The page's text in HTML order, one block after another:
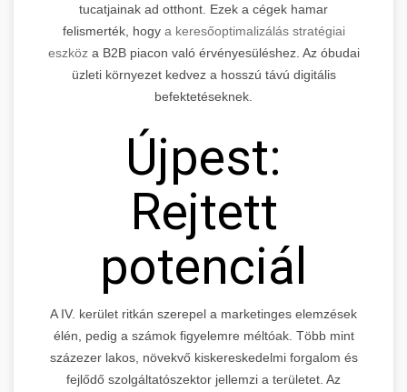
tucatjainak ad otthont. Ezek a cégek hamar
felismerték, hogy a keresőoptimalizálás stratégiai
eszköz a B2B piacon való érvényesüléshez. Az óbudai
üzleti környezet kedvez a hosszú távú digitális
befektetéseknek.
Újpest:
Rejtett
potenciál
A IV. kerület ritkán szerepel a marketinges elemzések
élén, pedig a számok figyelemre méltóak. Több mint
százezer lakos, növekvő kiskereskedelmi forgalom és
fejlődő szolgáltatószektor jellemzi a területet. Az